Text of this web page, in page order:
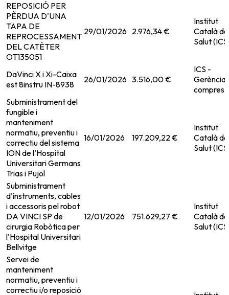
REPOSICIÓ PER
PÈRDUA D'UNA
TAPA DE
REPROCESSAMENT
DEL CATÈTER
OT135051
29/01/2026 2.976,34 €
Institut
Català
Salut
DaVinci X i Xi-Caixa
est 8instru IN-8938
26/01/2026 3.516,00 €
ICS -
Gerència
compres
Subministrament del
fungible i
manteniment
normatiu, preventiu i
correctiu del sistema
ION de l’Hospital
Universitari Germans
Trias i Pujol
16/01/2026 197.209,22 €
Institut
Català
Salut
Subministrament
d’instruments, cables
i accessoris pel robot
DA VINCI SP de
cirurgia Robòtica per
l’Hospital Universitari
Bellvitge
12/01/2026 751.629,27 €
Institut
Català
Salut
Servei de
manteniment
normatiu, preventiu i
correctiu i/o reposició